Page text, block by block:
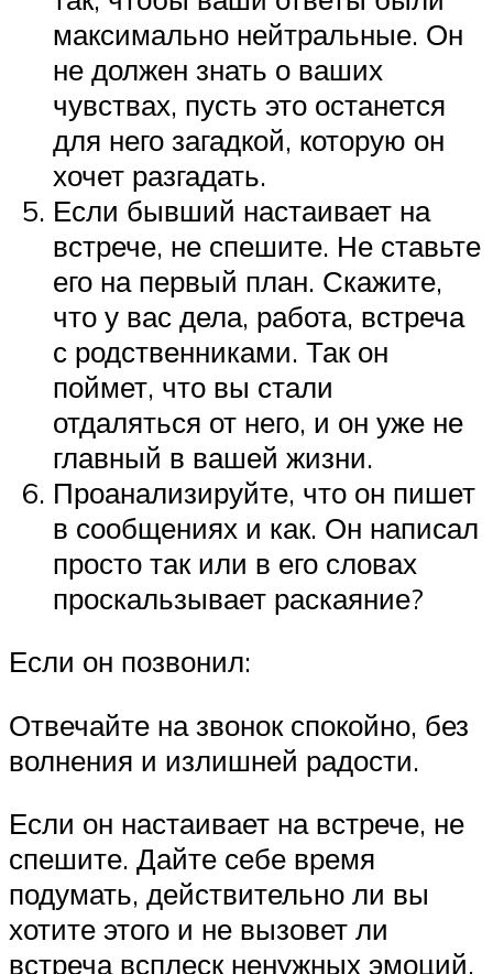
максимально нейтральные. Он
не должен знать о ваших
чувствах, пусть это останется
для него загадкой, которую он
хочет разгадать.
Если бывший настаивает на
встрече, не спешите. Не ставьте
его на первый план. Скажите,
что у вас дела, работа, встреча
с родственниками. Так он
поймет, что вы стали
отдаляться от него, и он уже не
главный в вашей жизни.
Проанализируйте, что он пишет
в сообщениях и как. Он написал
просто так или в его словах
проскальзывает раскаяние?
Если он позвонил:
Отвечайте на звонок спокойно, без
волнения и излишней радости.
Если он настаивает на встрече, не
спешите. Дайте себе время
подумать, действительно ли вы
хотите этого и не вызовет ли
встреча всплеск ненужных эмоций.